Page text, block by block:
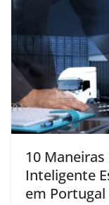
10
Inteligente
em Portugal